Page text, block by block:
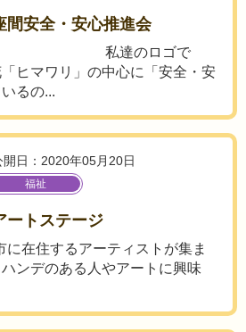
間安全・安心推進会
達のロゴで
マワリ」の中心に「安全・安
るの...
開日：2020年05月20日
福祉
ートステージ
に在住するアーティストが集ま
ンデのある人やアートに興味